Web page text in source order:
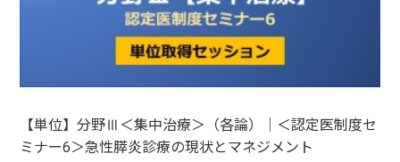
【単位】分野Ⅲ＜集中治療＞（各論）｜＜認定医制度セ
ミナー6＞急性膵炎診療の現状とマネジメント